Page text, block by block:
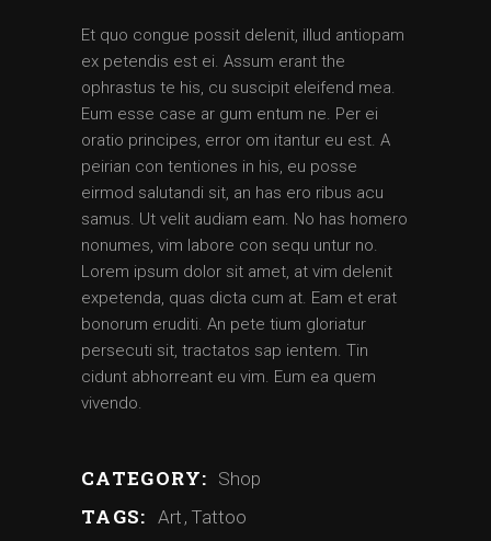
Et quo congue possit delenit, illud antiopam
ex petendis est ei. Assum erant the
ophrastus te his, cu suscipit eleifend mea.
Eum esse case ar gum entum ne. Per ei
oratio principes, error om itantur eu est. A
peirian con tentiones in his, eu posse
eirmod salutandi sit, an has ero ribus acu
samus. Ut velit audiam eam. No has homero
nonumes, vim labore con sequ untur no.
Lorem ipsum dolor sit amet, at vim delenit
expetenda, quas dicta cum at. Eam et erat
bonorum eruditi. An pete tium gloriatur
persecuti sit, tractatos sap ientem. Tin
cidunt abhorreant eu vim. Eum ea quem
vivendo.
CATEGORY: Shop
TAGS: Art Tattoo